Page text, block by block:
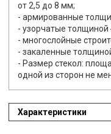
от 2,5 до 8 мм;
- армированные
- узорчатые
- многослойные
- закаленные
- Размер стекол:
одной из сторон не
Характеристики